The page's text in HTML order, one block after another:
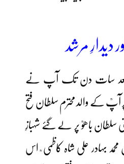
دیدارِ مرشد
بعد سات دن تک آپ نے
آپؒ کے والد محترم سلطان فتح
سلطان باھوؒ پر لے گئے شہبازِ
بہادر علی شاہ کاظمی ؒ اس